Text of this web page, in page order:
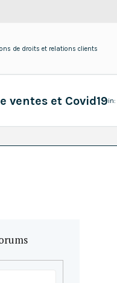
de droits et relations clients
ventes et Covid19in: